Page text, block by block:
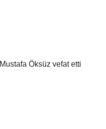
Mustafa Öksüz vefat etti